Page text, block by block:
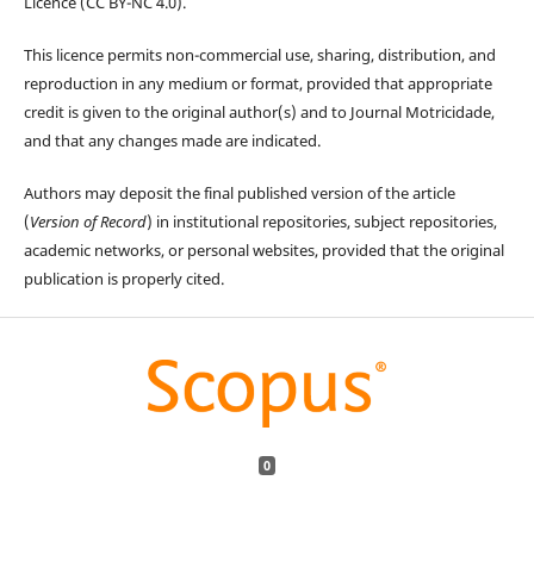
This licence permits non-commercial use, sharing, distribution, and
reproduction in any medium or format, provided that appropriate
credit is given to the original author(s) and to Journal Motricidade,
and that any changes made are indicated.
Authors may deposit the final published version of the article
(Version of Record) in institutional repositories, subject repositories,
academic networks, or personal websites, provided that the original
publication is properly cited.
0